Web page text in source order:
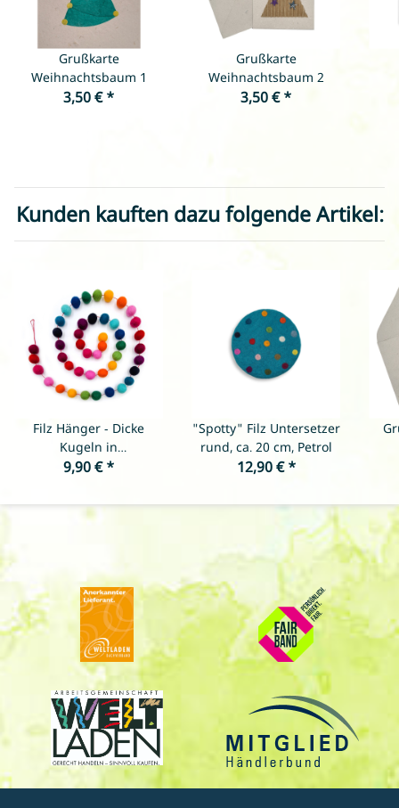
Grußkarte
Weihnachtsbaum 1
3,50 €*
Grußkarte
Weihnachtsbaum 2
3,50 €*
Kunden kauften dazu folgende Artikel:
Filz Hänger - Dicke
Kugeln in
Regenbogentöne -
9,90 €*
"Spotty" Filz Untersetzer
rund, ca. 20 cm, Petrol
12,90 €*